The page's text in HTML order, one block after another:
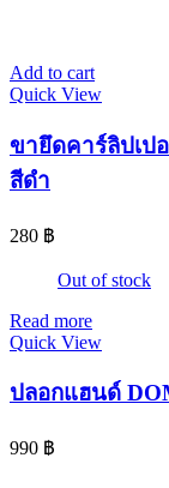
Add to cart
Quick View
ขายึดคาร์ลิปเป
สีดำ
280 ฿
Out of stock
Read more
Quick View
ปลอกแฮนด์
990 ฿